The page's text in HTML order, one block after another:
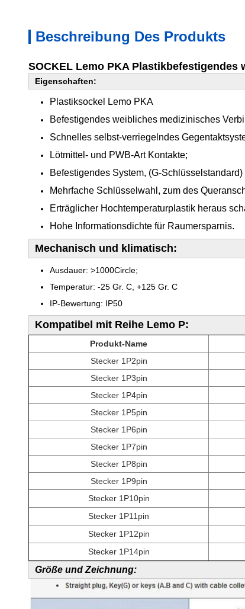
Beschreibung Des Produkts
SOCKEL Lemo PKA
Eigenschaften:
Plastiksockel Lemo PKA
Befestigendes weibliches medizinisches
Schnelles selbst-verriegelndes
Lötmittel- und PWB-Art Kontakte;
Befestigendes System, (G-
Mehrfache Schlüsselwahl, zum des
Erträglicher Hochtemperaturplastik heraus
Hohe Informationsdichte für Raumersparnis.
Mechanisch und klimatisch:
Ausdauer: >1000Circle;
Temperatur: -25 Gr. C, +125 Gr. C
IP-Bewertung: IP50
Kompatibel mit Reihe Lemo P:
Produkt-Name
Stecker 1P2pin
Stecker 1P3pin
Stecker 1P4pin
Stecker 1P5pin
Stecker 1P6pin
Stecker 1P7pin
Stecker 1P8pin
Stecker 1P9pin
Stecker 1P10pin
Stecker 1P11pin
Stecker 1P12pin
Stecker 1P14pin
Größe und Zeichnung: